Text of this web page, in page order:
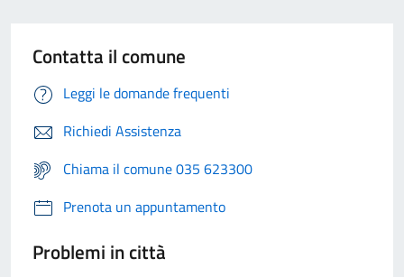
Contatta il comune
Leggi le domande frequenti
Richiedi Assistenza
Chiama il comune 035 623300
Prenota un appuntamento
Problemi in città